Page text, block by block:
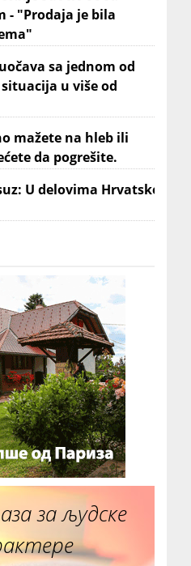
- "Prodaja je bila
sa jednom od
u više od
mažete na hleb ili
da pogrešite.
U delovima Hrvatske
за људске